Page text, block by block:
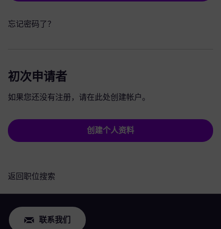
忘记密码了？
初次申请者
如果您还没有注册，请在此处创建帐户。
创建个人资料
返回职位搜索
联系我们